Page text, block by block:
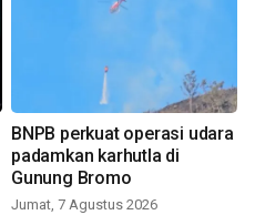
BNPB perkuat operasi udara
padamkan karhutla di
Gunung Bromo
Jumat, 7 Agustus 2026